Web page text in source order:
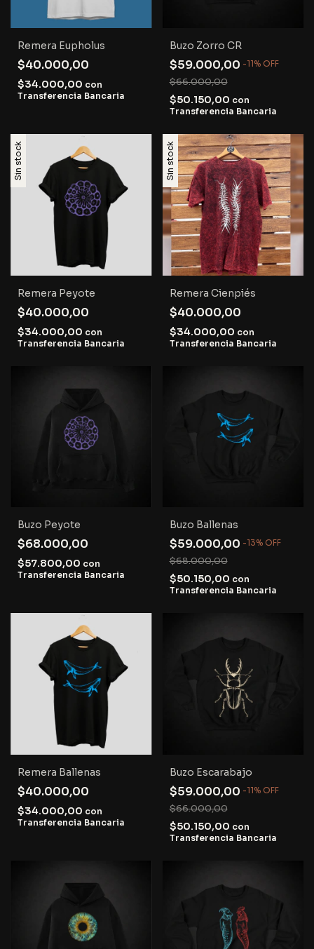
Remera Eupholus
$40.000,00
$34.000,00 con
Transferencia Bancaria
Buzo Zorro CR
$59.000,00 -11% OFF
$66.000,00
$50.150,00 con
Transferencia Bancaria
Sin stock
Remera Peyote
$40.000,00
$34.000,00 con
Transferencia Bancaria
Sin stock
Remera Cienpiés
$40.000,00
$34.000,00 con
Transferencia Bancaria
Buzo Peyote
$68.000,00
$57.800,00 con
Transferencia Bancaria
Buzo Ballenas
$59.000,00 -13% OFF
$68.000,00
$50.150,00 con
Transferencia Bancaria
Remera Ballenas
$40.000,00
$34.000,00 con
Transferencia Bancaria
Buzo Escarabajo
$59.000,00 -11% OFF
$66.000,00
$50.150,00 con
Transferencia Bancaria